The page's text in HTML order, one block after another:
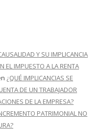
Y SU IMPLICANCIA
EL IMPUESTO A LA RENTA
¿QUÉ IMPLICANCIAS SE
DE UN TRABAJADOR
DE LA EMPRESA?
PATRIMONIAL NO